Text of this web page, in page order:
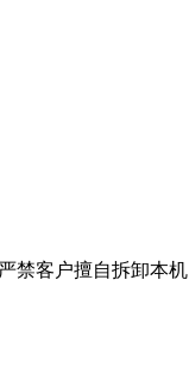
客户擅自拆卸本